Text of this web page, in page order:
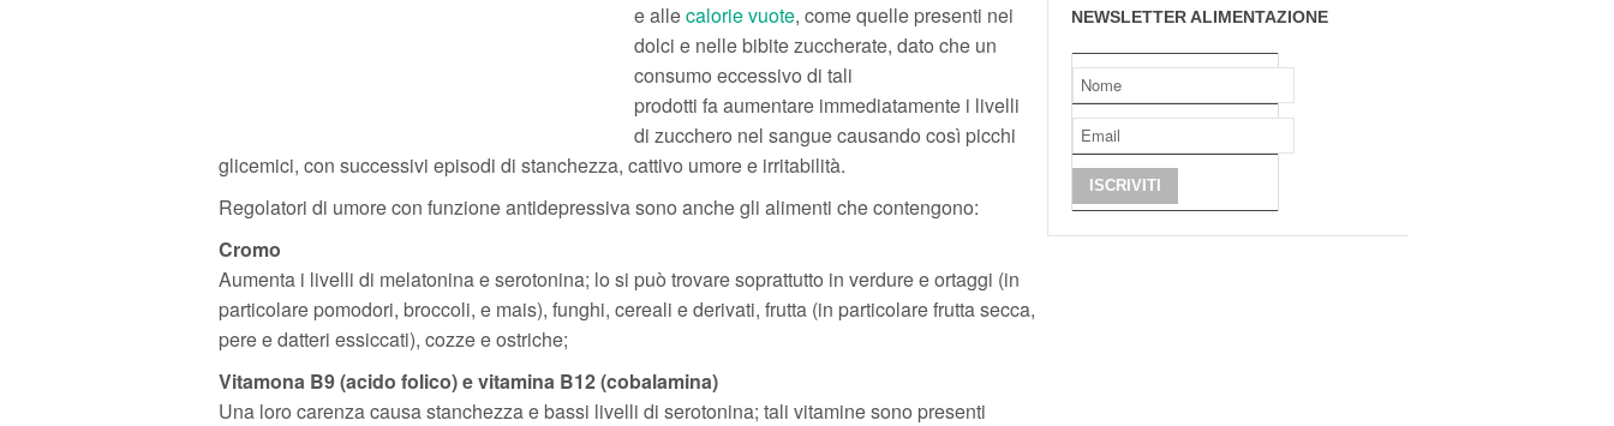
e allecalorie vuote, come quelle presenti nei
dolci e nelle bibite zuccherate, dato che un
consumo eccessivo di tali
prodotti fa aumentare immediatamente i livelli
di zucchero nel sangue causando così picchi
glicemici, con successivi episodi di stanchezza, cattivo umore e irritabilità.
Regolatori di umore con funzione antidepressiva sono anche gli alimenti che contengono:
Cromo
Aumenta i livelli di melatonina e serotonina; lo si può trovare soprattutto in verdure e ortaggi (in
particolare pomodori, broccoli, e mais), funghi, cereali e derivati, frutta (in particolare frutta secca,
pere e datteri essiccati), cozze e ostriche;
Vitamona B9 (acido folico) e vitamina B12 (cobalamina)
Una loro carenza causa stanchezza e bassi livelli di serotonina; tali vitamine sono presenti
NEWSLETTER ALIMENTAZIONE